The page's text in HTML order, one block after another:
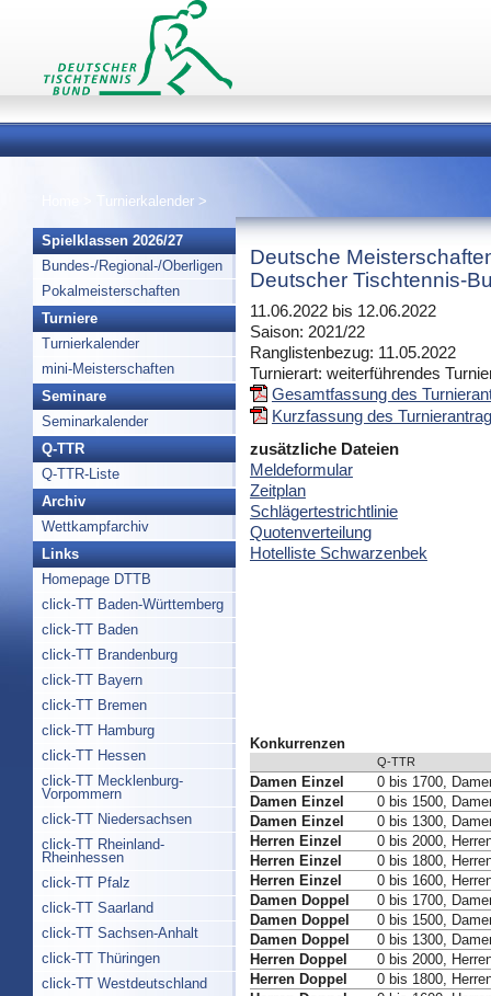
Turnierkalender >
Spielklassen 2026/27
Bundes-/Regional-/Oberligen
Pokalmeisterschaften
Turniere
Turnierkalender
mini-Meisterschaften
Seminare
Seminarkalender
Q-TTR
Q-TTR-Liste
Archiv
Wettkampfarchiv
Links
Homepage DTTB
click-TT Baden-Württemberg
click-TT Baden
click-TT Brandenburg
click-TT Bayern
click-TT Bremen
click-TT Hamburg
click-TT Hessen
click-TT Mecklenburg-
Vorpommern
click-TT Niedersachsen
click-TT Rheinland-
Rheinhessen
click-TT Pfalz
click-TT Saarland
click-TT Sachsen-Anhalt
click-TT Thüringen
click-TT Westdeutschland
Deutsche
Deutscher Tischtennis-
11.06.2022 bis 12.06.2022
Saison: 2021/22
Ranglistenbezug: 11.05.2022
Turnierart: weiterführendes
Gesamtfassung des
Kurzfassung des
zusätzliche Dateien
Meldeformular
Zeitplan
Schlägertestrichtlinie
Quotenverteilung
Hotelliste Schwarzenbek
Konkurrenzen
Q-TTR
Damen Einzel
0 bis 1700,
Damen Einzel
0 bis 1500,
Damen Einzel
0 bis 1300,
Herren Einzel
0 bis 2000,
Herren Einzel
0 bis 1800,
Herren Einzel
0 bis 1600,
Damen Doppel
0 bis 1700,
Damen Doppel
0 bis 1500,
Damen Doppel
0 bis 1300,
Herren Doppel
0 bis 2000,
Herren Doppel
0 bis 1800,